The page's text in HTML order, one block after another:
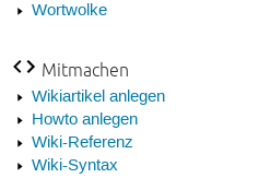
Wortwolke
Mitmachen
Wikiartikel anlegen
Howto anlegen
Wiki-Referenz
Wiki-Syntax